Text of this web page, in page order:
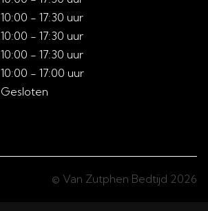
10:00 - 17:30 uur
10:00 - 17:30 uur
10:00 - 17:30 uur
10:00 - 17:00 uur
Gesloten
© Van Zutphen Bedtijd 2026